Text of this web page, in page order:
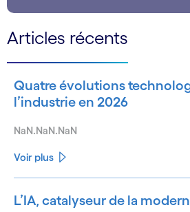
Articles récents
Quatre évolutions
l’industrie en 2026
NaN.NaN.NaN
Voir plus
L’IA, catalyseur de la